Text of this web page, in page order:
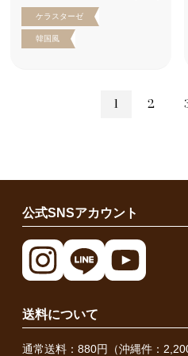
ケラスターゼ
韓国風
1 2
公式SNSアカウント
送料について
通常送料：880円（沖縄件：